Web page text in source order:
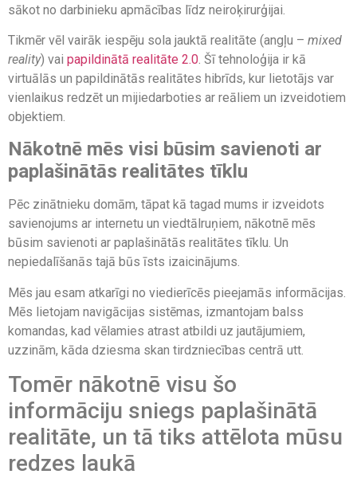
sākot no darbinieku apmācības līdz neiroķirurģijai.
Tikmēr vēl vairāk iespēju sola jauktā realitāte (angļu – mixed
reality) vai papildinātā realitāte 2.0. Šī tehnoloģija ir kā
virtuālās un papildinātās realitātes hibrīds, kur lietotājs var
vienlaikus redzēt un mijiedarboties ar reāliem un izveidotiem
objektiem.
Nākotnē mēs visi būsim savienoti ar
paplašinātās realitātes tīklu
Pēc zinātnieku domām, tāpat kā tagad mums ir izveidots
savienojums ar internetu un viedtālruņiem, nākotnē mēs
būsim savienoti ar paplašinātās realitātes tīklu. Un
nepiedalīšanās tajā būs īsts izaicinājums.
Mēs jau esam atkarīgi no viedierīcēs pieejamās informācijas.
Mēs lietojam navigācijas sistēmas, izmantojam balss
komandas, kad vēlamies atrast atbildi uz jautājumiem,
uzzinām, kāda dziesma skan tirdzniecības centrā utt.
Tomēr nākotnē visu šo
informāciju sniegs paplašinātā
realitāte, un tā tiks attēlota mūsu
redzes laukā